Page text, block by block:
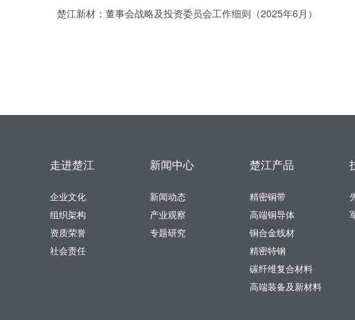
楚江新材：董事会战略及投资委员会工作细则（2025年6月）
走进楚江
企业文化
组织架构
资质荣誉
社会责任
新闻中心
新闻动态
产业观察
专题研究
楚江产品
精密铜带
高端铜导体
铜合金线材
精密特钢
碳纤维复合材料
高端装备及新材料